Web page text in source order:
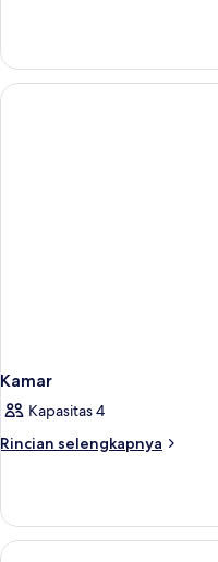
Kamar
Quadruple
Comfort
Kamar
Kapasitas 4
Rincian selengkapnya
Rincian
Kamar